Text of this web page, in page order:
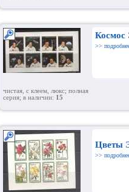
Космос
>>
чистая, с клеем, люкс; полная
серия; в наличии: 15
Цветы
>>